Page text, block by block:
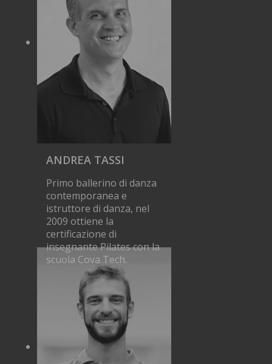
ANDREA TASSI
Primo ballerino di danza
contemporanea e
istruttore di danza, nel
2009 ottiene la
certificazione di
insegnante Pilates con la
scuola Cova Tech.